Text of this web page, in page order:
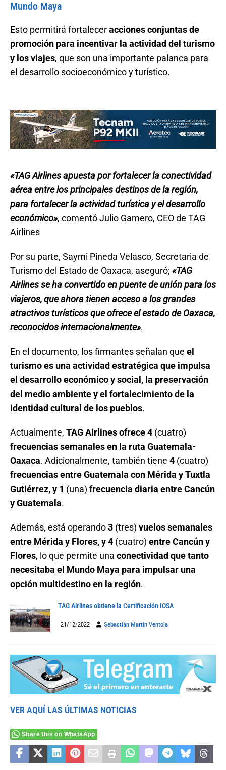
Mundo Maya
Esto permitirá fortaleceracciones conjuntas de
promoción para incentivar la actividad del turismo
y los viajes, que son una importante palanca para
el desarrollo socioeconómico y turístico.
«TAG Airlines apuesta por fortalecer la conectividad
aérea entre los principales destinos de la región,
para fortalecer la actividad turística y el desarrollo
económico», comentó Julio Gamero, CEO de TAG
Airlines
Por su parte, Saymi Pineda Velasco, Secretaria de
Turismo del Estado de Oaxaca, aseguró; «TAG
Airlines se ha convertido en puente de unión para los
viajeros, que ahora tienen acceso a los grandes
atractivos turísticos que ofrece el estado de Oaxaca,
reconocidos internacionalmente».
En el documento, los firmantes señalan que el
turismo es una actividad estratégica que impulsa
el desarrollo económico y social, la preservación
del medio ambiente y el fortalecimiento de la
identidad cultural de los pueblos.
Actualmente, TAG Airlines ofrece 4 (cuatro)
frecuencias semanales en la ruta Guatemala-
Oaxaca. Adicionalmente, también tiene 4 (cuatro)
frecuencias entre Guatemala con Mérida y Tuxtla
Gutiérrez, y 1 (una) frecuencia diaria entre Cancún
y Guatemala.
Además, está operando3 (tres) vuelos semanales
entre Mérida y Flores, y 4 (cuatro) entre Cancún y
Flores, lo que permite una conectividad que tanto
necesitaba el Mundo Maya para impulsar una
opción multidestino en la región.
TAG Airlines obtiene la Certificación IOSA
21/12/2022 Sebastián Martín Ventola
VER AQUÍ LAS ÚLTIMAS NOTICIAS
Share this on WhatsApp